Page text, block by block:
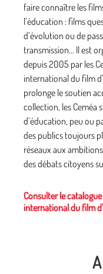
faire connaître les
l’éducation : films
d’évolution ou de
transmission… Il est
depuis 2005 par les
international du film
prolonge le soutien
collection, les Ceméa
d’éducation, peu ou
des publics toujours
réseaux aux
des débats citoyens
Consulter le
international du film